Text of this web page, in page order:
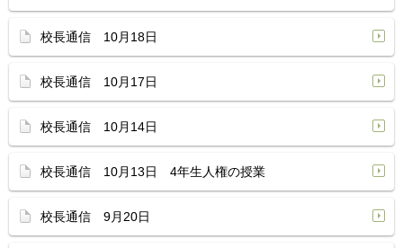
校長通信 10月18日
校長通信 10月17日
校長通信 10月14日
校長通信 10月13日 4年生人権の授業
校長通信 9月20日